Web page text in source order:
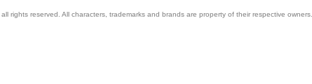
, all rights reserved. All characters, trademarks and brands are property of their respective owners.